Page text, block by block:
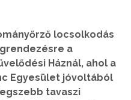
locsolkodás
a
Háznál, ahol a
Egyesület jóvoltából
tavaszi